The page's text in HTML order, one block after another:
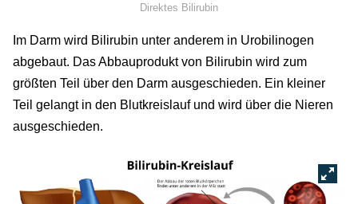
Direktes Bilirubin
Im Darm wird Bilirubin unter anderem in Urobilinogen
abgebaut. Das Abbauprodukt von Bilirubin wird zum
größten Teil über den Darm ausgeschieden. Ein kleiner
Teil gelangt in den Blutkreislauf und wird über die Nieren
ausgeschieden.